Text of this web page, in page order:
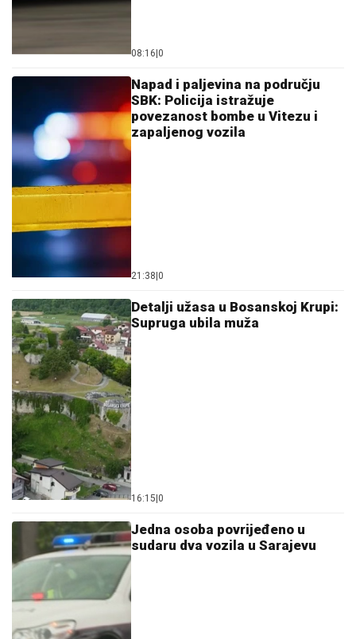
08:16 0
Napad i paljevina na području
SBK: Policija istražuje
povezanost bombe u Vitezu i
zapaljenog vozila
21:38 0
Detalji užasa u Bosanskoj Krupi:
Supruga ubila muža
16:15 0
Јedna osoba povrijeđeno u
sudaru dva vozila u Sarajevu